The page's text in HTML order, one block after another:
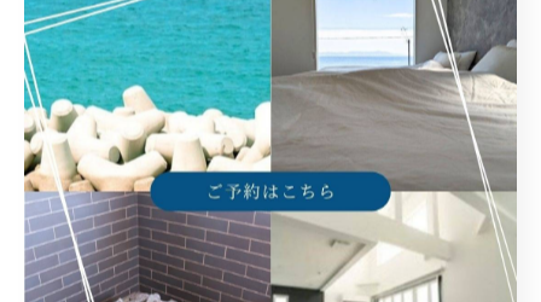
大人数 一棟貸し プライベート
< 前のページ 一覧に戻る 次のページ >
関連タグ